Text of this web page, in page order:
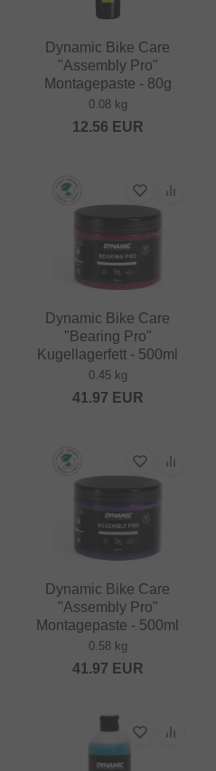
Dynamic Bike Care
"Assembly Pro"
Montagepaste - 80g
0.08 kg
12.56 EUR
Dynamic Bike Care
"Bearing Pro"
Kugellagerfett - 500ml
0.45 kg
41.97 EUR
Dynamic Bike Care
"Assembly Pro"
Montagepaste - 500ml
0.58 kg
41.97 EUR